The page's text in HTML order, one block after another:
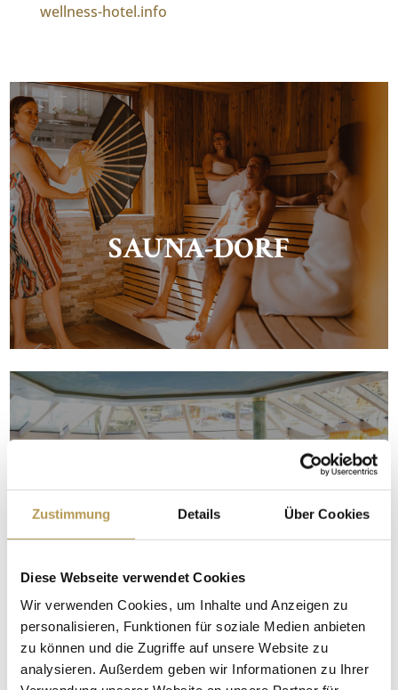
Zustimmung Details Über Cookies
Diese Webseite verwendet Cookies
Wir verwenden Cookies, um Inhalte und Anzeigen zu
personalisieren, Funktionen für soziale Medien anbieten
zu können und die Zugriffe auf unsere Website zu
analysieren. Außerdem geben wir Informationen zu Ihrer
wellness-hotel.info
SAUNA-DORF
BADELANDSCHAFT